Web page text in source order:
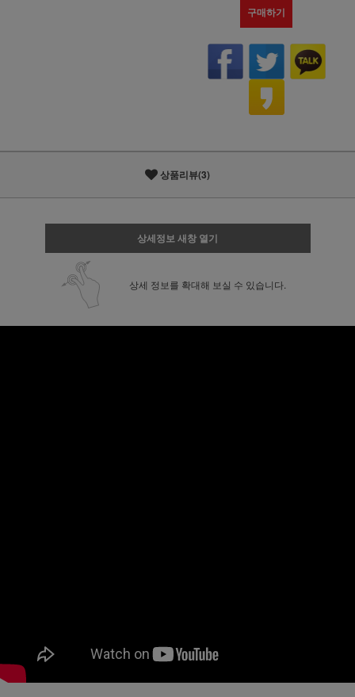
구매하기
상품리뷰(3)
상세정보 새창 열기
상세 정보를 확대해 보실 수 있습니다.